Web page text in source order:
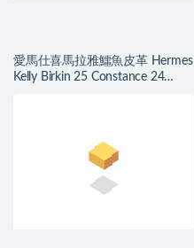
愛馬仕喜馬拉雅鱷魚皮革 Hermes
Kelly Birkin 25 Constance 24